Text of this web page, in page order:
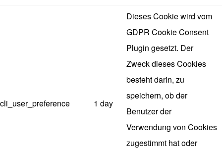
cli_user_preference 1 day
Dieses Cookie wird vom
GDPR Cookie Consent
Plugin gesetzt. Der
Zweck dieses Cookies
besteht darin, zu
speichern, ob der
Benutzer der
Verwendung von Cookies
zugestimmt hat oder